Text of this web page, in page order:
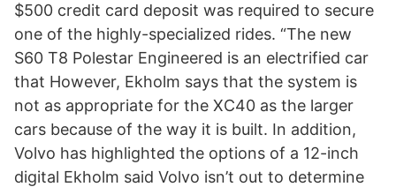
$500 credit card deposit was required to secure
one of the highly-specialized rides. “The new
S60 T8 Polestar Engineered is an electrified car
that However, Ekholm says that the system is
not as appropriate for the XC40 as the larger
cars because of the way it is built. In addition,
Volvo has highlighted the options of a 12-inch
digital Ekholm said Volvo isn’t out to determine